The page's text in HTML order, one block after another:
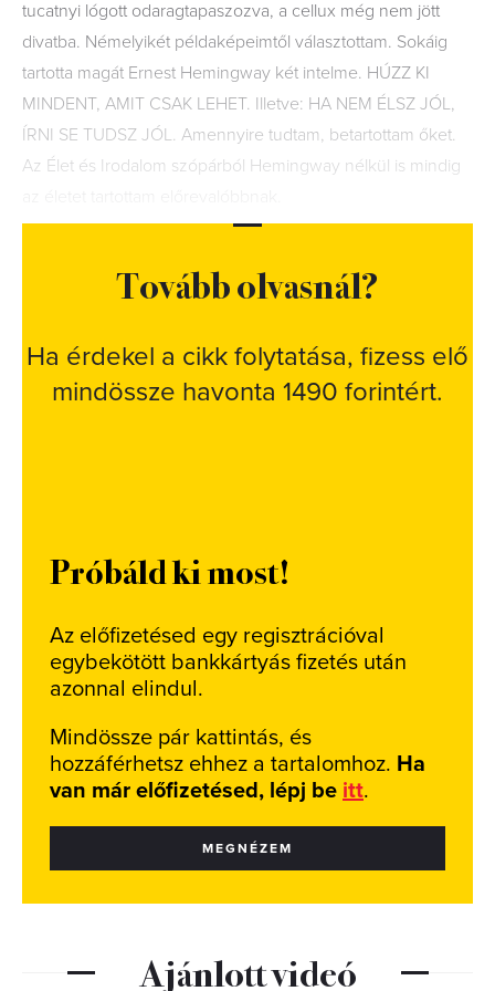
tucatnyi lógott odaragtapaszozva, a cellux még nem jött
divatba. Némelyikét példaképeimtől választottam. Sokáig
tartotta magát Ernest Hemingway két intelme. HÚZZ KI
MINDENT, AMIT CSAK LEHET. Illetve: HA NEM ÉLSZ JÓL,
ÍRNI SE TUDSZ JÓL. Amennyire tudtam, betartottam őket.
Az Élet és Irodalom szópárból Hemingway nélkül is mindig
Tovább olvasnál?
Ha érdekel a cikk folytatása, fizess elő
mindössze havonta 1490 forintért.
Próbáld ki most!
Az előfizetésed egy regisztrációval
egybekötött bankkártyás fizetés után
azonnal elindul.
Mindössze pár kattintás, és
hozzáférhetsz ehhez a tartalomhoz. Ha
van már előfizetésed, lépj be itt.
MEGNÉZEM
Ajánlott videó